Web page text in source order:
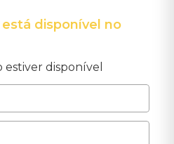
disponível no
disponível